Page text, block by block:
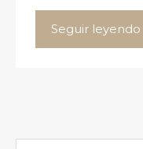
Seguir leyendo